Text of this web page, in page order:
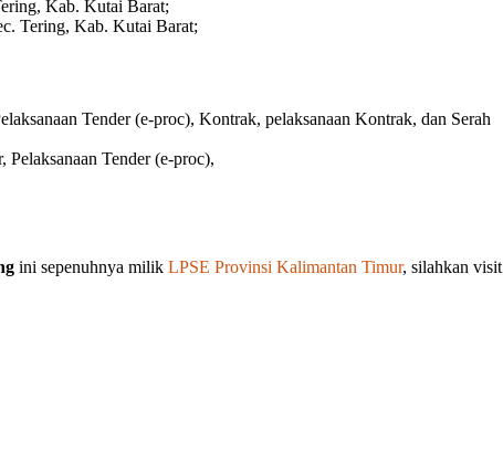
Kab. Kutai Barat;
Tering, Kab. Kutai Barat;
Tender (e-proc), Kontrak, pelaksanaan Kontrak, dan Serah
Pelaksanaan Tender (e-proc),
ini sepenuhnya milik LPSE Provinsi Kalimantan Timur, silahkan visit